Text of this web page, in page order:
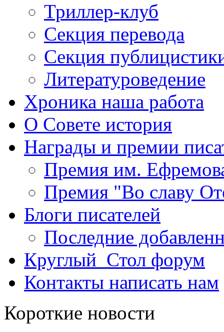
Триллер-клуб
Секция перевода
Секция
Литературоведение
Хроника наша работа
О Совете история
Награды и премии
Премия им.
Премия "Во славу
Блоги писателей
Последние
Круглый_Стол форум
Контакты написать нам
Короткие новости